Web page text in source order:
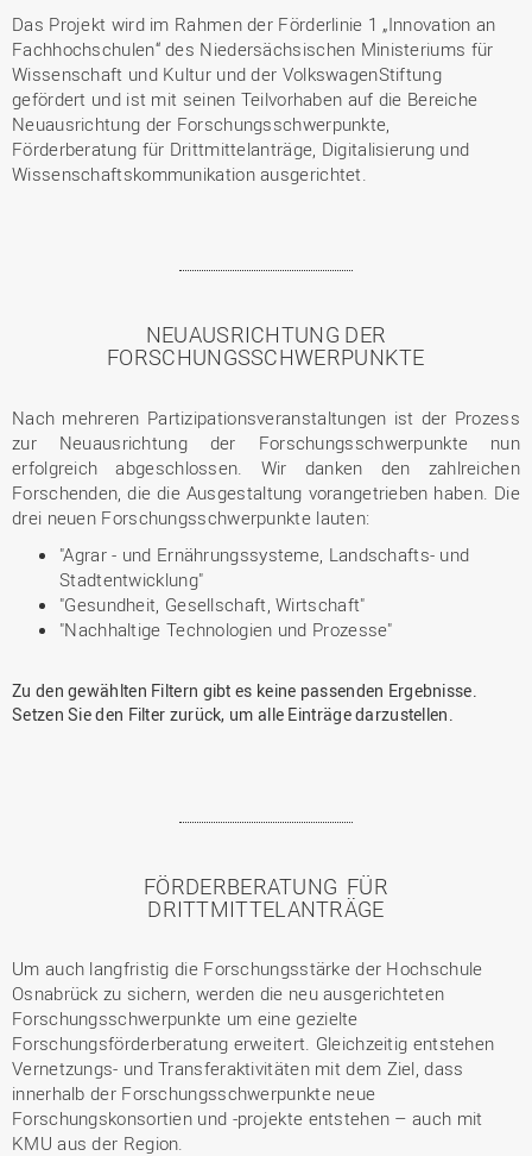
Das Projekt wird im Rahmen der Förderlinie 1 „Innovation an
Fachhochschulen“ des Niedersächsischen Ministeriums für
Wissenschaft und Kultur und der VolkswagenStiftung
gefördert und ist mit seinen Teilvorhaben auf die Bereiche
Neuausrichtung der Forschungsschwerpunkte,
Förderberatung für Drittmittelanträge, Digitalisierung und
Wissenschaftskommunikation ausgerichtet.
NEUAUSRICHTUNG DER
FORSCHUNGSSCHWERPUNKTE
Nach mehreren Partizipationsveranstaltungen ist der Prozess
zur Neuausrichtung der Forschungsschwerpunkte nun
erfolgreich abgeschlossen. Wir danken den zahlreichen
Forschenden, die die Ausgestaltung vorangetrieben haben. Die
drei neuen Forschungsschwerpunkte lauten:
"Agrar - und Ernährungssysteme, Landschafts- und
Stadtentwicklung"
"Gesundheit, Gesellschaft, Wirtschaft"
"Nachhaltige Technologien und Prozesse"
Vorherige
Seite
Nächste
Seite
Zu den gewählten Filtern gibt es keine passenden Ergebnisse.
Setzen Sie den Filter zurück, um alle Einträge darzustellen.
FÖRDERBERATUNG FÜR
DRITTMITTELANTRÄGE
Um auch langfristig die Forschungsstärke der Hochschule
Osnabrück zu sichern, werden die neu ausgerichteten
Forschungsschwerpunkte um eine gezielte
Forschungsförderberatung erweitert. Gleichzeitig entstehen
Vernetzungs- und Transferaktivitäten mit dem Ziel, dass
innerhalb der Forschungsschwerpunkte neue
Forschungskonsortien und -projekte entstehen – auch mit
KMU aus der Region.